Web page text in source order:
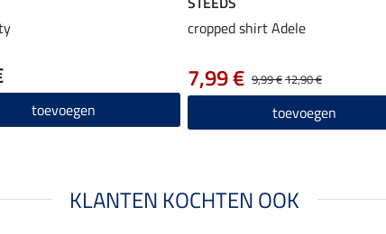
toevoegen
cropped shirt Adele
9,99 €12,90 €
7,99 €
toevoegen
KLANTEN KOCHTEN OOK